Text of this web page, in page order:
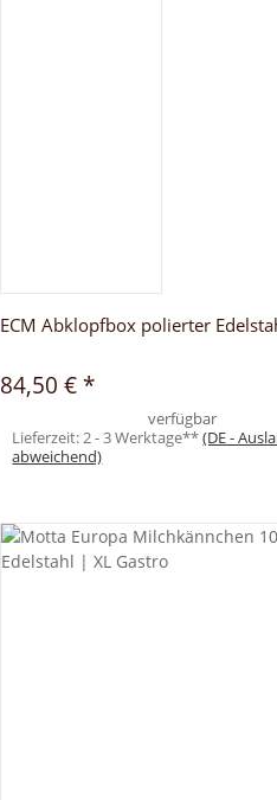
ECM Abklopfbox polierter
84,50 € *
verfügbar
Lieferzeit:2 - 3 Werktage**(DE -
abweichend)